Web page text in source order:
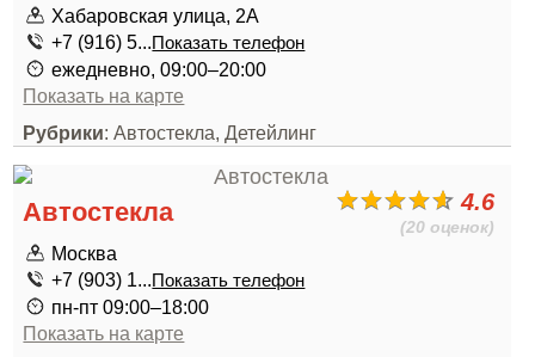
Хабаровская улица, 2А
+7 (916) 5...Показать телефон
ежедневно, 09:00–20:00
Показать на карте
Рубрики: Автостекла, Детейлинг
4.6
(20 оценок)
Автостекла
Москва
+7 (903) 1...Показать телефон
пн-пт 09:00–18:00
Показать на карте